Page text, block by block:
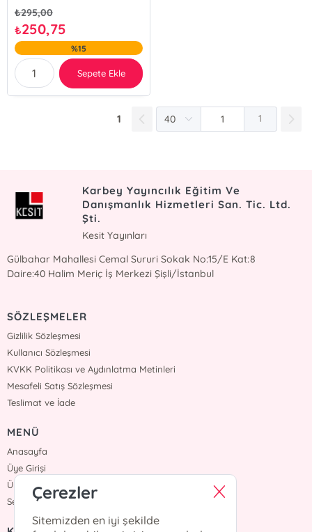
₺295,00
₺250,75
%15
Sepete Ekle
1 1
Karbey Yayıncılık Eğitim Ve
Danışmanlık Hizmetleri San. Tic. Ltd.
Şti.
Kesit Yayınları
Gülbahar Mahallesi Cemal Sururi Sokak No:15/E Kat:8
Daire:40 Halim Meriç İş Merkezi Şişli/İstanbul
SÖZLEŞMELER
Gizlilik Sözleşmesi
Kullanıcı Sözleşmesi
KVKK Politikası ve Aydınlatma Metinleri
Mesafeli Satış Sözleşmesi
Teslimat ve İade
MENÜ
Anasayfa
Üye Girişi
Üye Ol
SepetimÇerezler
Sitemizden en iyi şekilde